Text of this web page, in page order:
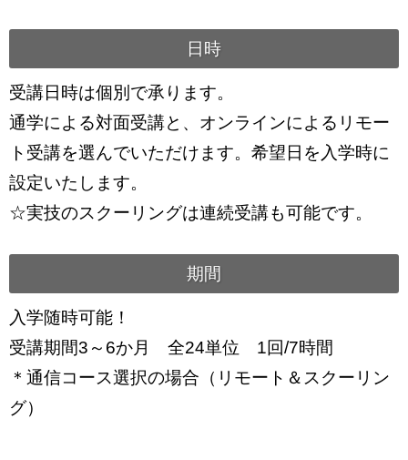
日時
受講日時は個別で承ります。
通学による対面受講と、オンラインによるリモー
ト受講を選んでいただけます。希望日を入学時に
設定いたします。
☆実技のスクーリングは連続受講も可能です。
期間
入学随時可能！
受講期間3～6か月 全24単位 1回/7時間
＊通信コース選択の場合（リモート＆スクーリン
グ）